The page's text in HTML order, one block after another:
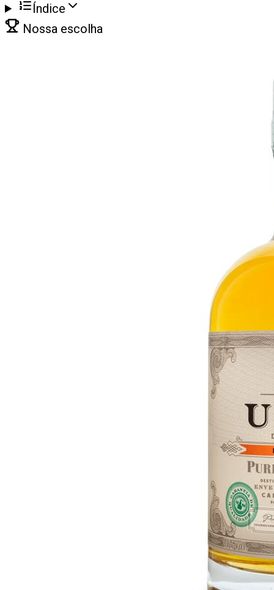
Índice
Nossa escolha